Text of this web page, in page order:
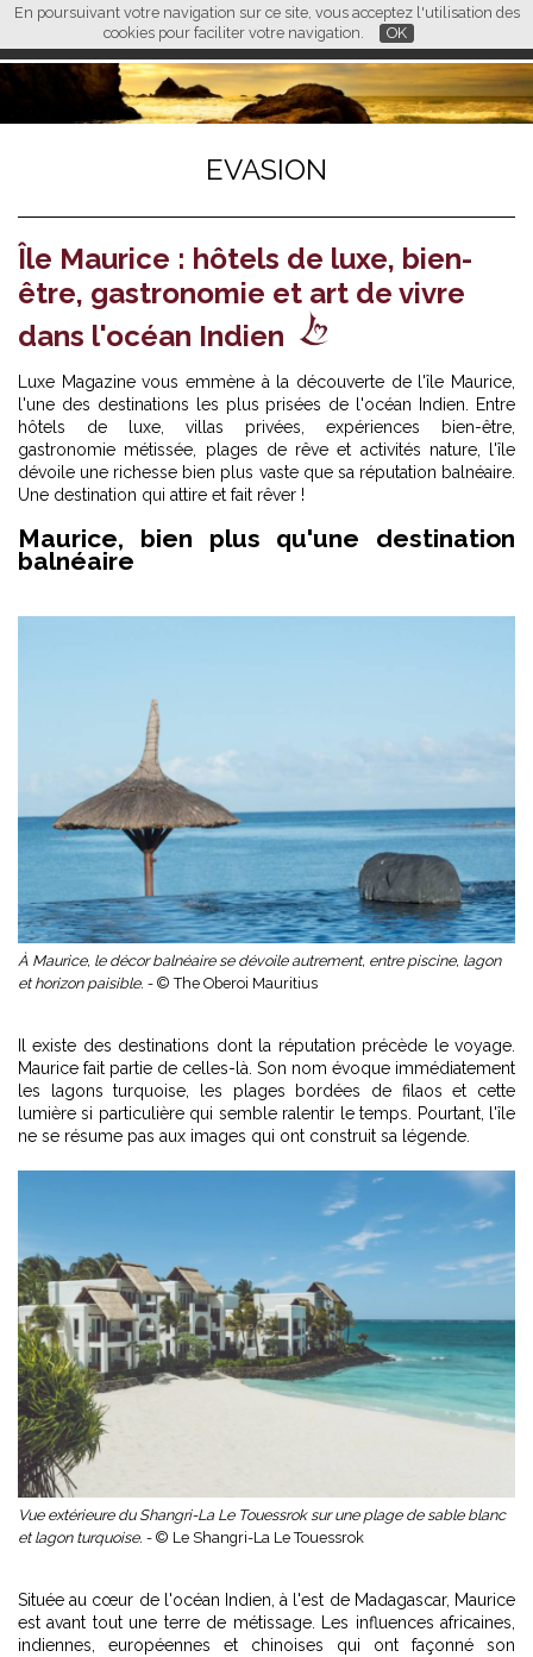
En poursuivant votre navigation sur ce site, vous acceptez l'utilisation des
cookies pour faciliter votre navigation.
OK
FR EN CN
L M
EVASION
Île Maurice : hôtels de luxe, bien-
être, gastronomie et art de vivre
dans l'océan Indien
Luxe Magazine vous emmène à la découverte de l'île Maurice,
l'une des destinations les plus prisées de l'océan Indien. Entre
hôtels de luxe, villas privées, expériences bien-être,
gastronomie métissée, plages de rêve et activités nature, l'île
dévoile une richesse bien plus vaste que sa réputation balnéaire.
Une destination qui attire et fait rêver !
Maurice, bien plus qu'une destination
balnéaire
À Maurice, le décor balnéaire se dévoile autrement, entre piscine, lagon
et horizon paisible. - © The Oberoi Mauritius
Il existe des destinations dont la réputation précède le voyage.
Maurice fait partie de celles-là. Son nom évoque immédiatement
les lagons turquoise, les plages bordées de filaos et cette
lumière si particulière qui semble ralentir le temps. Pourtant, l'île
ne se résume pas aux images qui ont construit sa légende.
Vue extérieure du Shangri-La Le Touessrok sur une plage de sable blanc
et lagon turquoise. - © Le Shangri-La Le Touessrok
Située au cœur de l'océan Indien, à l'est de Madagascar, Maurice
est avant tout une terre de métissage. Les influences africaines,
indiennes, européennes et chinoises qui ont façonné son